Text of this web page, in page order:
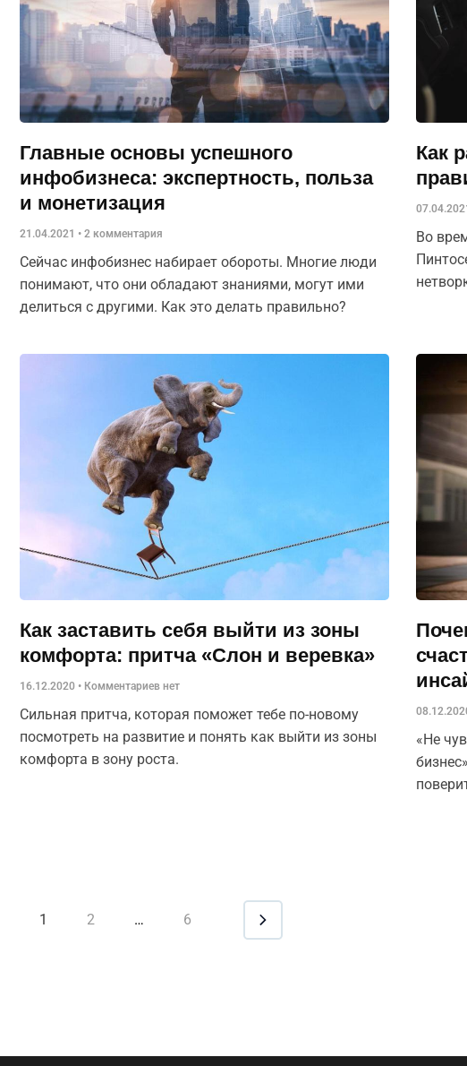
Главные основы успешного
инфобизнеса: экспертность, польза
и монетизация
21.04.2021 2 комментария
Сейчас инфобизнес набирает обороты. Многие люди
понимают, что они обладают знаниями, могут ими
делиться с другими. Как это делать правильно?
Как
Во
Как заставить себя выйти из зоны
комфорта: притча «Слон и веревка»
16.12.2020 Комментариев нет
Сильная притча, которая поможет тебе по-новому
посмотреть на развитие и понять как выйти из зоны
комфорта в зону роста.
«Не
1 2 … 6